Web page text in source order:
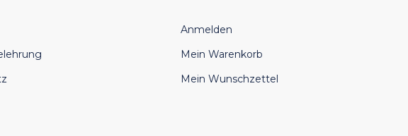
Anmelden
Mein Warenkorb
Mein Wunschzettel